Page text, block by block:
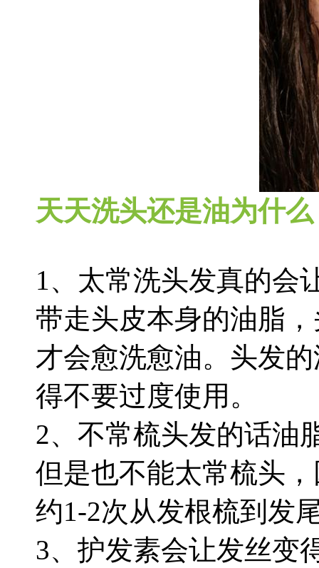
天天洗头还是油为什么
1、太常洗头发真的会
带走头皮本身的油脂
才会愈洗愈油。头发
得不要过度使用。
2、不常梳头发的话油
但是也不能太常梳头
约1-2次从发根梳到发
3、护发素会让发丝变